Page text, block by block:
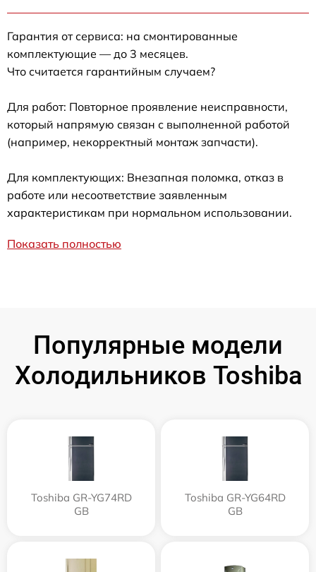
Гарантия от сервиса: на смонтированные
комплектующие — до 3 месяцев.
Что считается гарантийным случаем?
Для работ: Повторное проявление неисправности,
который напрямую связан с выполненной работой
(например, некорректный монтаж запчасти).
Для комплектующих: Внезапная поломка, отказ в
работе или несоответствие заявленным
характеристикам при нормальном использовании.
Показать полностью
Популярные модели
Холодильников Toshiba
Toshiba GR-YG74RD
GB
Toshiba GR-YG64RD
GB